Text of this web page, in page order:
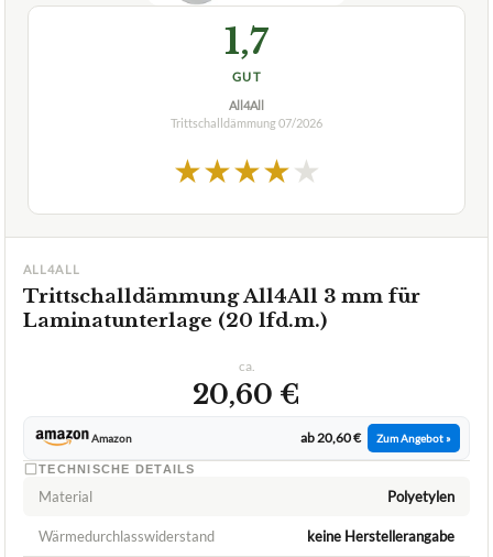
1,7
GUT
All4All
Trittschalldämmung07/2026
★★★★★
ALL4ALL
Trittschalldämmung All4All 3 mm für
Laminatunterlage (20 lfd.m.)
ca.
20,60 €
Amazon ab 20,60 € Zum Angebot »
TECHNISCHE DETAILS
Material Polyetylen
Wärmedurchlasswiderstand keine Herstellerangabe